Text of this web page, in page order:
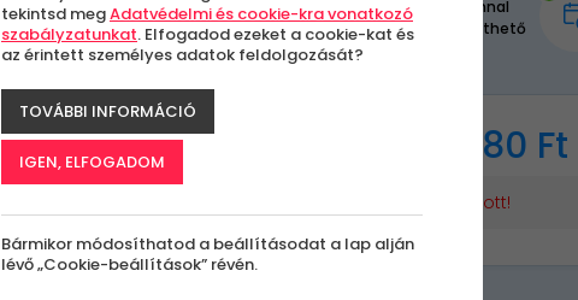
Azonnal
letölthető
44 580 Ft
Elfogyott!
tekintsd megAdatvédelmi és cookie-kra vonatkozó
szabályzatunkat. Elfogadod ezeket a cookie-kat és
az érintett személyes adatok feldolgozását?
TOVÁBBI INFORMÁCIÓ
IGEN, ELFOGADOM
Bármikor módosíthatod a beállításodat a lap alján
lévő „Cookie-beállítások” révén.